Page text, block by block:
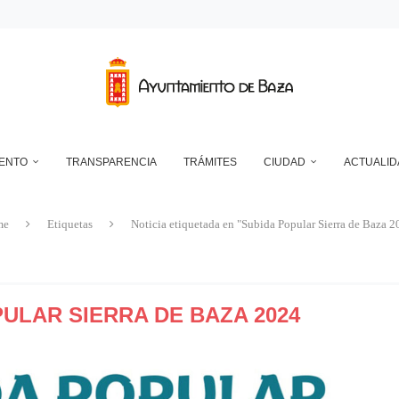
DE BAZA EN RELACIÓN CON LA CONTROVERSIA QUE MANTIENEN LAS
TRANSPARENCIA TRÁMITES CIUDAD
Etiquetas Noticia etiquetada en "Subida Popular Sierra de Baza
SIERRA DE BAZA 2024